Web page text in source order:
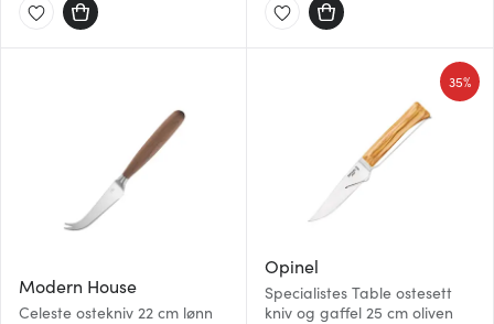
Modern House
Celeste ostekniv 22 cm lønn
Opinel
Specialistes Table ostesett
kniv og gaffel 25 cm oliven
35%